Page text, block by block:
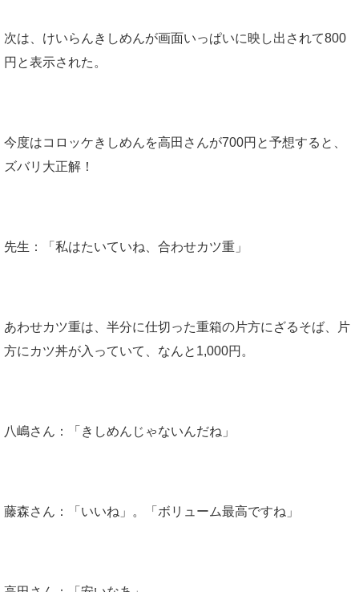
次は、けいらんきしめんが画面いっぱいに映し出されて800
円と表示された。
今度はコロッケきしめんを高田さんが700円と予想すると、
ズバリ大正解！
先生：「私はたいていね、合わせカツ重」
あわせカツ重は、半分に仕切った重箱の片方にざるそば、片
方にカツ丼が入っていて、なんと1,000円。
八嶋さん：「きしめんじゃないんだね」
藤森さん：「いいね」。「ボリューム最高ですね」